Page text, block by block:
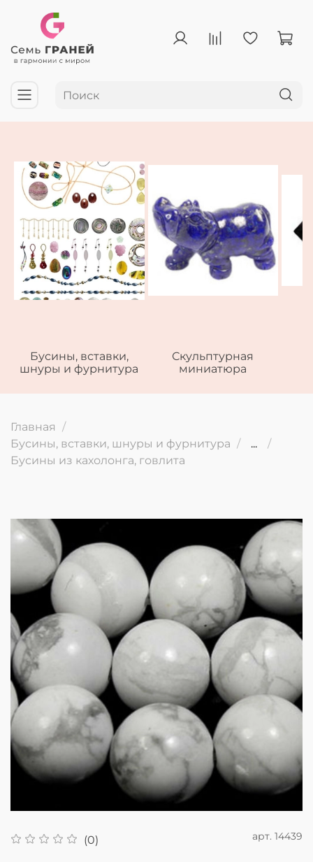
Бусины, вставки,
шнуры и фурнитура
Скульптурная
миниатюра
Главная
Бусины, вставки, шнуры и фурнитура
...
Бусины из кахолонга, говлита
(0) арт. 14439